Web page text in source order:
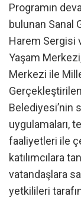
Programın
bulunan Sanal
Harem Sergisi
Yaşam
Merkezi ile
Belediyesi’nin
uygulamaları,
faaliyetleri ile
katılımcılara
vatandaşlara
yetkilileri